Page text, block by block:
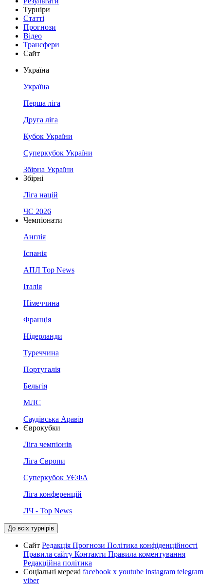
Турніри
Статті
Прогнози
Відео
Трансфери
Сайт
Україна
Україна
Перша ліга
Друга ліга
Кубок України
Суперкубок України
Збірна України
Збірні
Ліга націй
ЧС 2026
Чемпіонати
Англія
Іспанія
АПЛ Top News
Італія
Німеччина
Франція
Нідерланди
Туреччина
Португалія
Бельгія
МЛС
Саудівська Аравія
Єврокубки
Ліга чемпіонів
Ліга Європи
Суперкубок УЄФА
Ліга конференцій
ЛЧ - Top News
До всіх турнірів
Сайт Редакція Прогнози Політика конфіденційності
Правила сайту Контакти Правила коментування
Редакційна політика
Соціальні мережі facebook x youtube instagram telegram
viber